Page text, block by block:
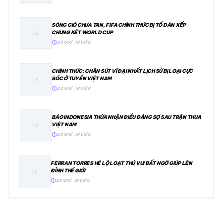
image
SÓNG GIÓ CHƯA TAN, FIFA CHÍNH THỨC BỊ TỐ DÀN XẾP
CHUNG KẾT WORLD CUP
schedule23 GIỜ TRƯỚC
image
CHÍNH THỨC: CHÂN SÚT VĨ ĐẠI NHẤT LỊCH SỬ BỊ LOẠI CỰC
SỐC Ở TUYỂN VIỆT NAM
schedule23 GIỜ TRƯỚC
image
BÁO INDONESIA THỪA NHẬN ĐIỀU ĐÁNG SỢ SAU TRẬN THUA
VIỆT NAM
schedule23 GIỜ TRƯỚC
image
FERRAN TORRES HÉ LỘ LOẠT THÚ VUI BẤT NGỜ GIÚP LÊN
ĐỈNH THẾ GIỚI
schedule23 GIỜ TRƯỚC